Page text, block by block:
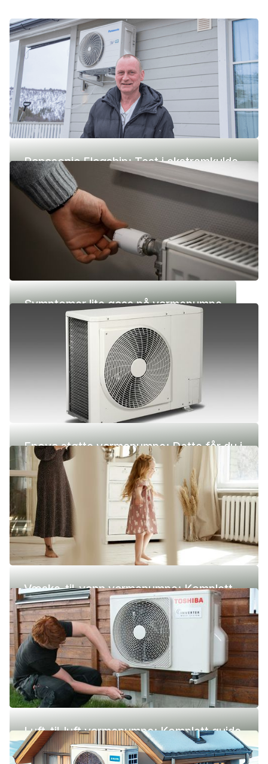
Panasonic Flagship: Test i ekstremkulde
(-42 °C)
Symptomer lite gass på varmepumpe
Enova støtte varmepumpe: Dette får du i
2026
Væske-til-vann varmepumpe: Komplett
guide (pris, fordeler og ulemper)
Luft-til-luft varmepumpe: Komplett guide
(pris, fordeler og ulemper)